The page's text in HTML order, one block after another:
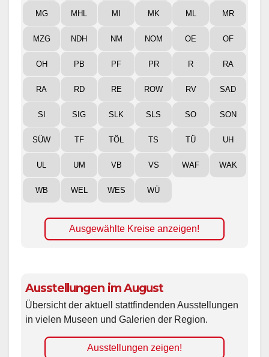
MG MHL MI MK ML MR
MZG NDH NM NOM OE OF
OH PB PF PR R RA
RA RD RE ROW RV SAD
SI SIG SLK SLS SO SON
SÜW TF TÖL TS TÜ UH
UL UM VB VS WAF WAK
WB WEL WES WÜ
Ausgewählte Kreise anzeigen!
Ausstellungen im August
Übersicht der aktuell stattfindenden Ausstellungen
in vielen Museen und Galerien der Region.
Ausstellungen zeigen!